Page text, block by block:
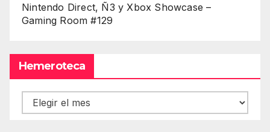
Nintendo Direct, Ñ3 y Xbox Showcase –
Gaming Room #129
Hemeroteca
Hemeroteca